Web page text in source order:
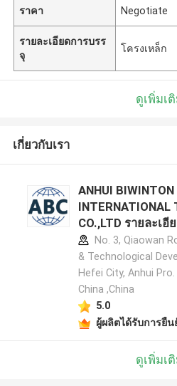
ราคา Negotiate
รายละเอียดการบรร
จุ
โครงเหล็ก
ดูเพิ่มเ
เกี่ยวกับเรา
ANHUI BIWINTON
INTERNATIONAL
CO.,LTD รายละเ
No. 3, Qiaowan
& Technological
Hefei City, Anhui
China ,China
5.0
ผู้ผลิตได้รับการยืน
ดูเพิ่มเ